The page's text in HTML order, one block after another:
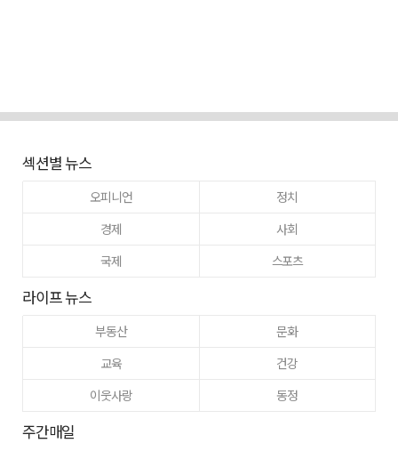
섹션별 뉴스
오피니언
정치
경제
사회
국제
스포츠
라이프 뉴스
부동산
문화
교육
건강
이웃사랑
동정
주간매일